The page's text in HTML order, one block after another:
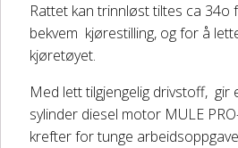
Batteriladere
GIVI – Bagasjesystem for MC
Rattet kan trinnløst tiltes ca 34o
bekvem kjørestilling, og for å
kjøretøyet.
Med lett tilgjengelig drivstoff,
sylinder diesel motor MULE
krefter for tunge